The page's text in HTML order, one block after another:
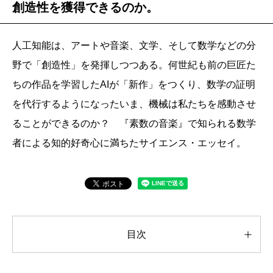
創造性を獲得できるのか。
人工知能は、アートや音楽、文学、そして数学などの分
野で「創造性」を発揮しつつある。何世紀も前の巨匠た
ちの作品を学習したAIが「新作」をつくり、数学の証明
を代行するようになったいま、機械は私たちを感動させ
ることができるのか？ 『素数の音楽』で知られる数学
者による知的好奇心に満ちたサイエンス・エッセイ。
目次